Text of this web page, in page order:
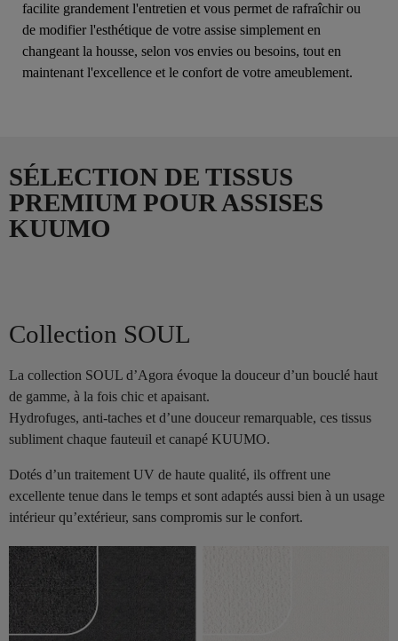
facilite grandement l'entretien et vous permet de rafraîchir ou
de modifier l'esthétique de votre assise simplement en
changeant la housse, selon vos envies ou besoins, tout en
maintenant l'excellence et le confort de votre ameublement.
SÉLECTION DE TISSUS
PREMIUM POUR ASSISES
KUUMO
Collection SOUL
La collection SOUL d’Agora évoque la douceur d’un bouclé haut
de gamme, à la fois chic et apaisant.
Hydrofuges, anti-taches et d’une douceur remarquable, ces tissus
subliment chaque fauteuil et canapé KUUMO.
Dotés d’un traitement UV de haute qualité, ils offrent une
excellente tenue dans le temps et sont adaptés aussi bien à un usage
intérieur qu’extérieur, sans compromis sur le confort.